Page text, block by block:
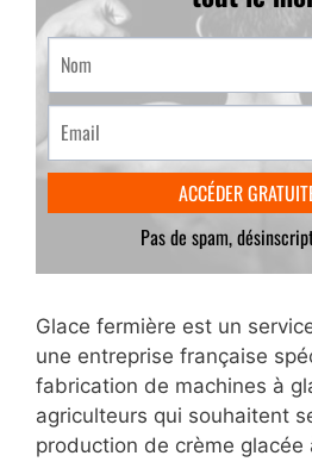
Glace fermière est un
une entreprise française
fabrication de machines à
agriculteurs qui souhaitent
production de crème glacée